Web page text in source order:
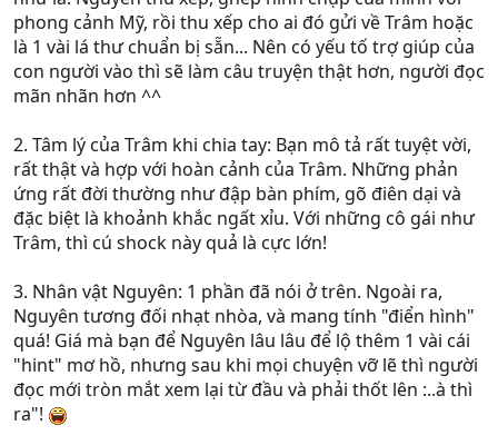
phong cảnh Mỹ, rồi thu xếp cho ai đó gửi về Trâm hoặc
là 1 vài lá thư chuẩn bị sẵn... Nên có yếu tố trợ giúp của
con người vào thì sẽ làm câu truyện thật hơn, người đọc
mãn nhãn hơn ^^
2. Tâm lý của Trâm khi chia tay: Bạn mô tả rất tuyệt vời,
rất thật và hợp với hoàn cảnh của Trâm. Những phản
ứng rất đời thường như đập bàn phím, gõ điên dại và
đặc biệt là khoảnh khắc ngất xỉu. Với những cô gái như
Trâm, thì cú shock này quả là cực lớn!
3. Nhân vật Nguyên: 1 phần đã nói ở trên. Ngoài ra,
Nguyên tương đối nhạt nhòa, và mang tính "điển hình"
quá! Giá mà bạn để Nguyên lâu lâu để lộ thêm 1 vài cái
"hint" mơ hồ, nhưng sau khi mọi chuyện vỡ lẽ thì người
đọc mới tròn mắt xem lại từ đầu và phải thốt lên :..à thì
ra"!